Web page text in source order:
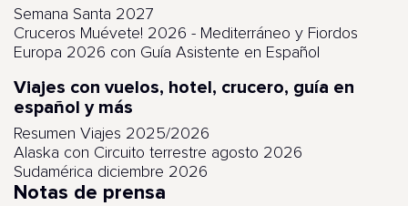
Semana Santa 2027
Cruceros Muévete! 2026 - Mediterráneo y Fiordos
Europa 2026 con Guía Asistente en Español
Viajes con vuelos, hotel, crucero, guía en
español y más
Resumen Viajes 2025/2026
Alaska con Circuito terrestre agosto 2026
Sudamérica diciembre 2026
Notas de prensa